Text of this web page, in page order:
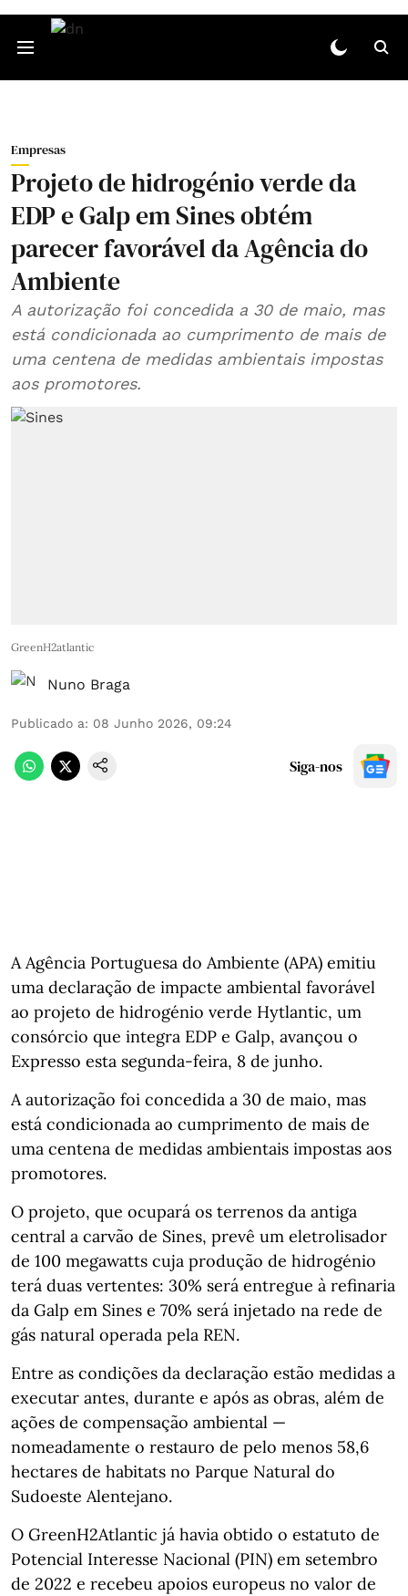
Empresas
Projeto de hidrogénio verde da
EDP e Galp em Sines obtém
parecer favorável da Agência do
Ambiente
A autorização foi concedida a 30 de maio, mas
está condicionada ao cumprimento de mais de
uma centena de medidas ambientais impostas
aos promotores.
GreenH2atlantic
Nuno Braga
Publicado a: 08 Junho 2026, 09:24
Siga-nos
A Agência Portuguesa do Ambiente (APA) emitiu
uma declaração de impacte ambiental favorável
ao projeto de hidrogénio verde Hytlantic, um
consórcio que integra EDP e Galp, avançou o
Expresso esta segunda-feira, 8 de junho.
A autorização foi concedida a 30 de maio, mas
está condicionada ao cumprimento de mais de
uma centena de medidas ambientais impostas aos
promotores.
O projeto, que ocupará os terrenos da antiga
central a carvão de Sines, prevê um eletrolisador
de 100 megawatts cuja produção de hidrogénio
terá duas vertentes: 30% será entregue à refinaria
da Galp em Sines e 70% será injetado na rede de
gás natural operada pela REN.
Entre as condições da declaração estão medidas a
executar antes, durante e após as obras, além de
ações de compensação ambiental —
nomeadamente o restauro de pelo menos 58,6
hectares de habitats no Parque Natural do
Sudoeste Alentejano.
O GreenH2Atlantic já havia obtido o estatuto de
Potencial Interesse Nacional (PIN) em setembro
de 2022 e recebeu apoios europeus no valor de